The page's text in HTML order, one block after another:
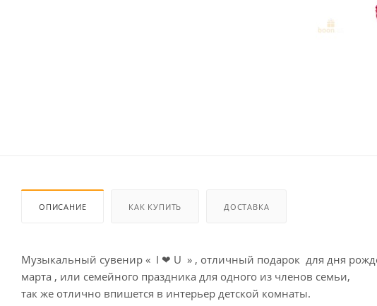
ОПИСАНИЕ КАК КУПИТЬ ДОСТАВКА
Музыкальный сувенир « I ❤ U » , отличный подарок для дня
марта , или семейного праздника для одного из членов семьи,
так же отлично впишется в интерьер детской комнаты.